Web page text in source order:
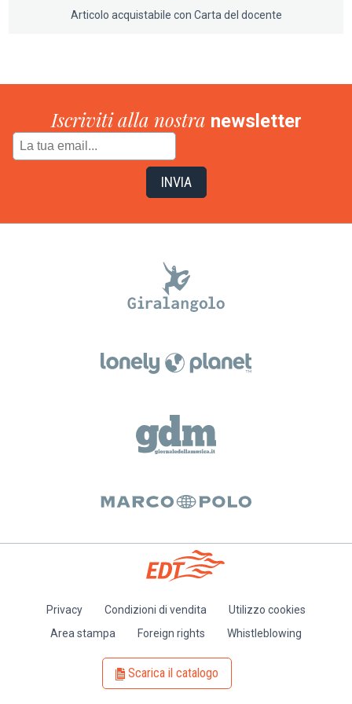
Articolo acquistabile con Carta del docente
Iscriviti alla nostra newsletter
Privacy Condizioni di vendita
Utilizzo cookies
Area stampa
Foreign rights Whistleblowing
Scarica il catalogo